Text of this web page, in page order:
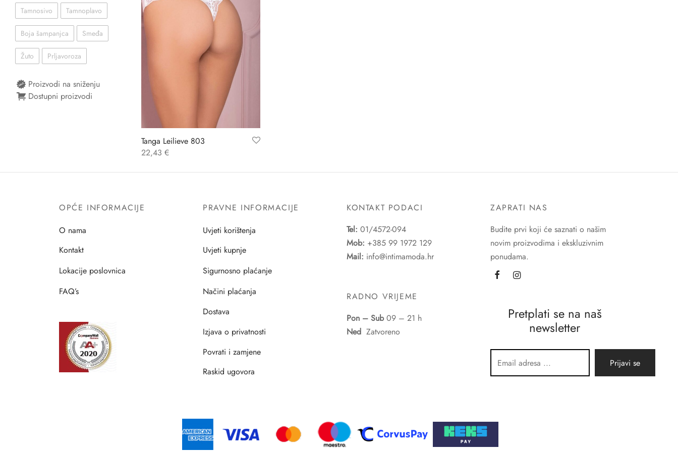
Tamnosivo Tamnoplavo
Boja šampanjca Smeđa
Žuto Prljavoroza
Proizvodi na sniženju
Dostupni proizvodi
Tanga Leilieve 803
22,43 €
OPĆE INFORMACIJE
O nama
Kontakt
Lokacije poslovnica
FAQ’s
PRAVNE INFORMACIJE
Uvjeti korištenja
Uvjeti kupnje
Sigurnosno plaćanje
Načini plaćanja
Dostava
Izjava o privatnosti
Povrati i zamjene
Raskid ugovora
KONTAKT PODACI
Tel: 01/4572-094
Mob: +385 99 1972 129
Mail: info@intimamoda.hr
RADNO VRIJEME
Pon – Sub09 – 21 h
Ned Zatvoreno
ZAPRATI NAS
Budite prvi koji će saznati o našim
novim proizvodima i ekskluzivnim
ponudama.
Pretplati se na naš
newsletter